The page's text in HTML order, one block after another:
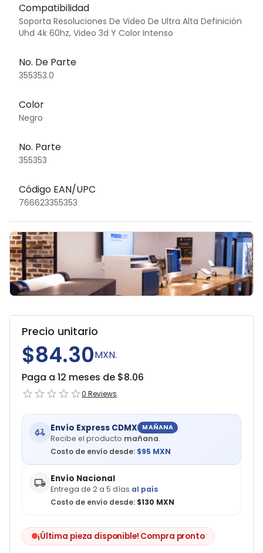
Compatibilidad
Soporta Resoluciones De Video De Ultra Alta Definición
Uhd 4k 60hz, Video 3d Y Color Intenso
No. De Parte
355353.0
Color
Negro
No. Parte
355353
Código EAN/UPC
766623355353
Precio unitario
$84.30MXN.
Paga a 12 meses de $8.06
0 Reviews
Envío Express CDMX MAÑANA
Recibe el producto mañana.
Costo de envío desde: $95 MXN
Envío Nacional
Entrega de 2 a 5 días al país
Costo de envío desde: $130 MXN
¡Última pieza disponible! Compra pronto